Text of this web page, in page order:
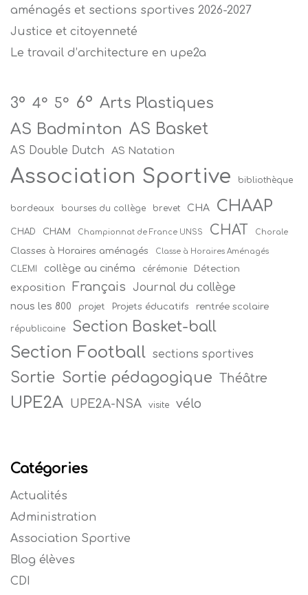
aménagés et sections sportives 2026-2027
Justice et citoyenneté
Le travail d’architecture en upe2a
3° 4° 5° 6° Arts Plastiques
AS Badminton AS Basket
AS Double Dutch AS Natation
Association Sportive bibliothèque
bordeaux bourses du collège brevet CHA CHAAP
CHAD CHAM Championnat de France UNSS CHAT Chorale
Classes à Horaires aménagés Classe à Horaires Aménagés
CLEMI collège au cinéma cérémonie Détection
exposition Français Journal du collège
nous les 800 projet Projets éducatifs rentrée scolaire
républicaine Section Basket-ball
Section Football sections sportives
Sortie Sortie pédagogique Théâtre
UPE2A UPE2A-NSA visite vélo
Catégories
Actualités
Administration
Association Sportive
Blog élèves
CDI